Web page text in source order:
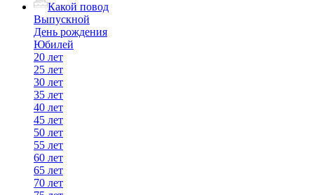
Какой повод
Выпускной
День рождения
Юбилей
20 лет
25 лет
30 лет
35 лет
40 лет
45 лет
50 лет
55 лет
60 лет
65 лет
70 лет